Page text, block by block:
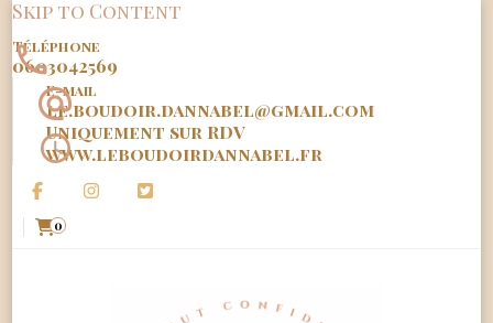
Skip to Content
Téléphone
0603042569
E-mail
le.boudoir.dannabel@gmail.com
Uniquement sur RDV
www.leboudoirdannabel.fr
0